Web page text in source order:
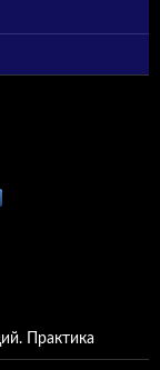
Практика